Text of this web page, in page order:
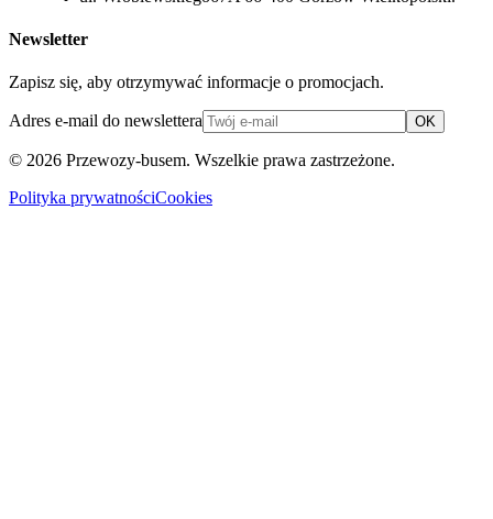
Newsletter
Zapisz się, aby otrzymywać informacje o promocjach.
Adres e-mail do newslettera OK
© 2026 Przewozy-busem. Wszelkie prawa zastrzeżone.
Polityka prywatnościCookies